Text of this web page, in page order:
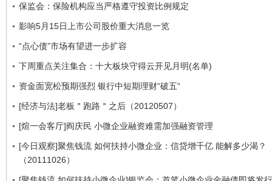
保监会：保险机构应当严格遵守投资比例规定
影响5月15日上市公司股价重大消息一览
“点心债”市场有望进一步扩容
下周重点关注集合：十大板块守得云开见月明(名单)
资金面宽松预期强烈 银行中短期理财“破五“
[经济与法]老板＂跑路＂之后（20120507）
[煊一会客厅]阎庆民 小微企业融资难需加强融资管理
[今日观察]聚焦钱流 如何扶持小微企业：信贷增千亿 能解多少渴？
（20111026）